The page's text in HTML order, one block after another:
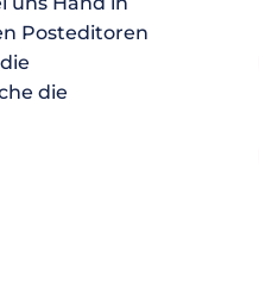
Posteditoren
die